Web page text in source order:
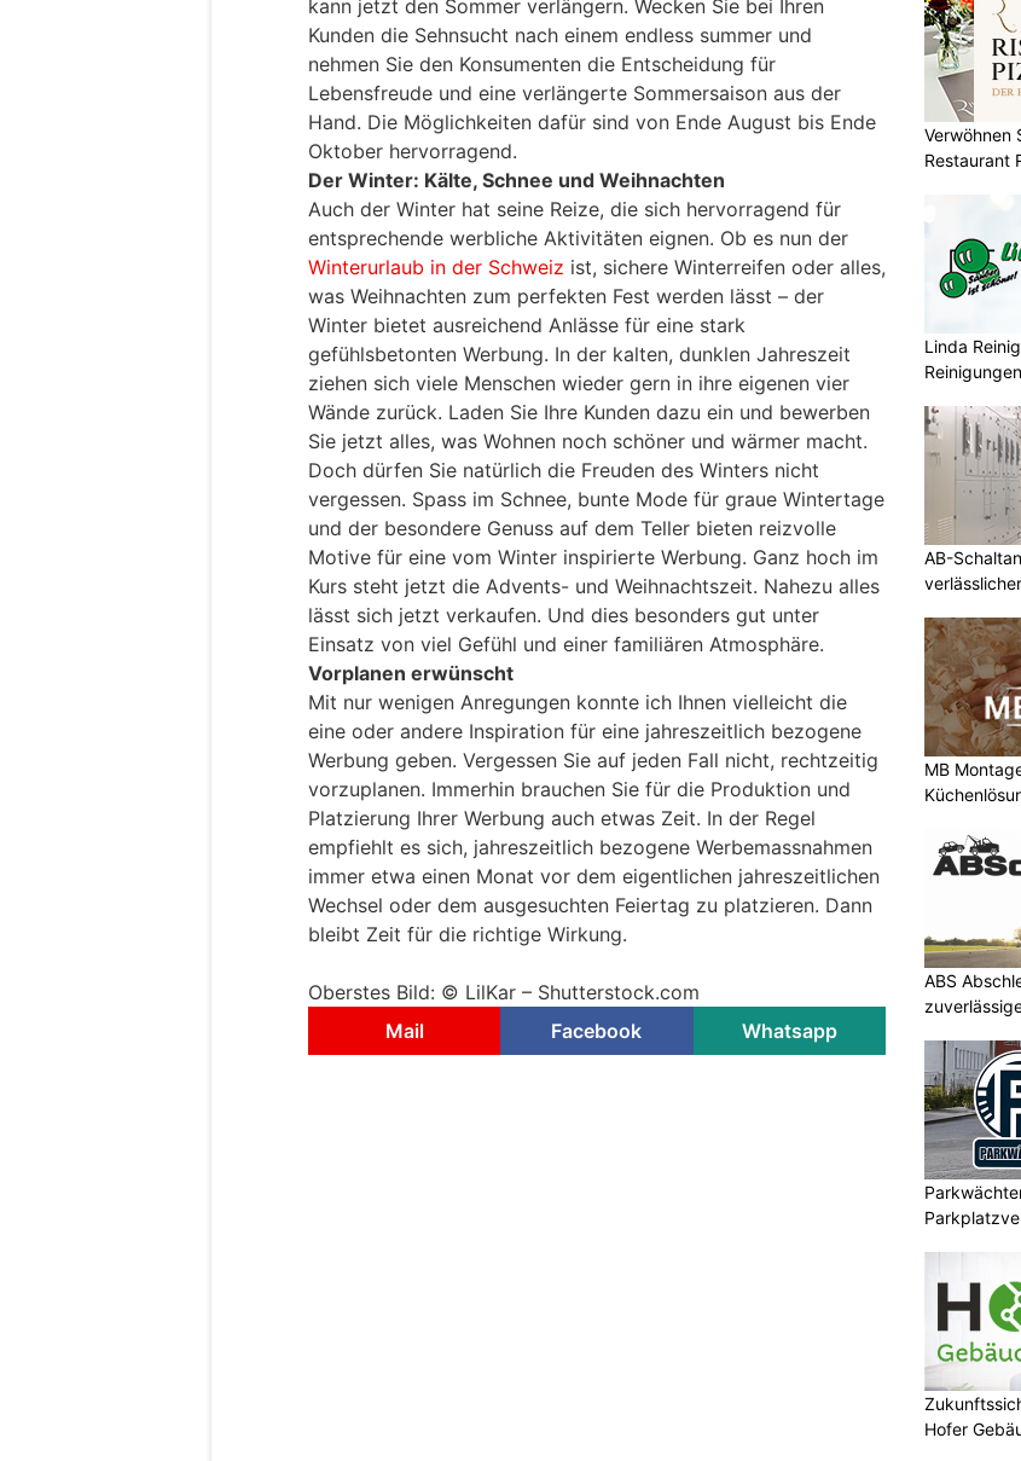
kann jetzt den Sommer verlängern. Wecken Sie bei Ihren
Kunden die Sehnsucht nach einem endless summer und
nehmen Sie den Konsumenten die Entscheidung für
Lebensfreude und eine verlängerte Sommersaison aus der
Hand. Die Möglichkeiten dafür sind von Ende August bis Ende
Oktober hervorragend.
Der Winter: Kälte, Schnee und Weihnachten
Auch der Winter hat seine Reize, die sich hervorragend für
entsprechende werbliche Aktivitäten eignen. Ob es nun der
Winterurlaub in der Schweiz ist, sichere Winterreifen oder alles,
was Weihnachten zum perfekten Fest werden lässt – der
Winter bietet ausreichend Anlässe für eine stark
gefühlsbetonten Werbung. In der kalten, dunklen Jahreszeit
ziehen sich viele Menschen wieder gern in ihre eigenen vier
Wände zurück. Laden Sie Ihre Kunden dazu ein und bewerben
Sie jetzt alles, was Wohnen noch schöner und wärmer macht.
Doch dürfen Sie natürlich die Freuden des Winters nicht
vergessen. Spass im Schnee, bunte Mode für graue Wintertage
und der besondere Genuss auf dem Teller bieten reizvolle
Motive für eine vom Winter inspirierte Werbung. Ganz hoch im
Kurs steht jetzt die Advents- und Weihnachtszeit. Nahezu alles
lässt sich jetzt verkaufen. Und dies besonders gut unter
Einsatz von viel Gefühl und einer familiären Atmosphäre.
Vorplanen erwünscht
Mit nur wenigen Anregungen konnte ich Ihnen vielleicht die
eine oder andere Inspiration für eine jahreszeitlich bezogene
Werbung geben. Vergessen Sie auf jeden Fall nicht, rechtzeitig
vorzuplanen. Immerhin brauchen Sie für die Produktion und
Platzierung Ihrer Werbung auch etwas Zeit. In der Regel
empfiehlt es sich, jahreszeitlich bezogene Werbemassnahmen
immer etwa einen Monat vor dem eigentlichen jahreszeitlichen
Wechsel oder dem ausgesuchten Feiertag zu platzieren. Dann
bleibt Zeit für die richtige Wirkung.
Oberstes Bild: © LilKar – Shutterstock.com
Mail
Facebook Whatsapp
Verwöhnen
Restaurant
Linda
AB-
MB
ABS
Hofer